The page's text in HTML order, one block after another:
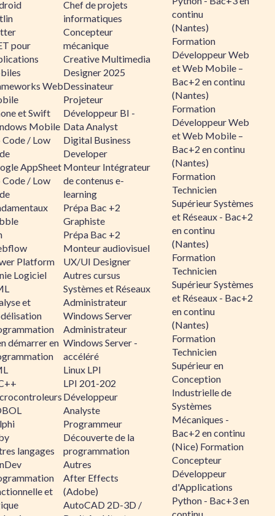
pour
Web
et Swift
Mobile
/ Low
AppSheet
/ Low
Platform
Logiciel
et
démarrer en
langages
et
Chef de projets
informatiques
Concepteur
mécanique
Creative Multimedia
Designer 2025
Dessinateur
Projeteur
Développeur BI -
Data Analyst
Digital Business
Developer
Monteur Intégrateur
de contenus e-
learning
Prépa Bac +2
Graphiste
Prépa Bac +2
Monteur audiovisuel
UX/UI Designer
Autres cursus
Systèmes et Réseaux
Administrateur
Windows Server
Administrateur
Windows Server -
accéléré
Linux LPI
LPI 201-202
Développeur
Analyste
Programmeur
Découverte de la
programmation
Autres
After Effects
(Adobe)
AutoCAD 2D-3D /
continu
(Nantes)
Formation
Développeur Web
et Web Mobile –
Bac+2 en continu
(Nantes)
Formation
Développeur Web
et Web Mobile –
Bac+2 en continu
(Nantes)
Formation
Technicien
Supérieur Systèmes
et Réseaux - Bac+2
en continu
(Nantes)
Formation
Technicien
Supérieur Systèmes
et Réseaux - Bac+2
en continu
(Nantes)
Formation
Technicien
Supérieur en
Conception
Industrielle de
Systèmes
Mécaniques -
Bac+2 en continu
(Nice) Formation
Concepteur
Développeur
d'Applications
Python - Bac+3 en